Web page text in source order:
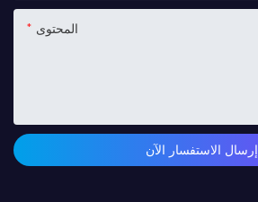
المحتوى
إرسال الاستفسار الآن